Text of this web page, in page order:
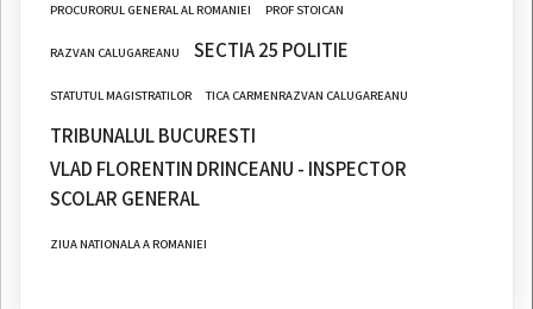
PROCURORUL GENERAL AL ROMANIEI PROF STOICAN
RAZVAN CALUGAREANU SECTIA 25 POLITIE
STATUTUL MAGISTRATILOR TICA CARMENRAZVAN CALUGAREANU
TRIBUNALUL BUCURESTI
VLAD FLORENTIN DRINCEANU - INSPECTOR
SCOLAR GENERAL
ZIUA NATIONALA A ROMANIEI